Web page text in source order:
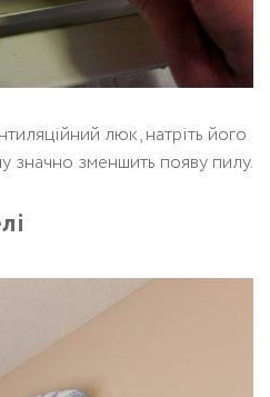
люк, натріть його
зменшить появу пилу.